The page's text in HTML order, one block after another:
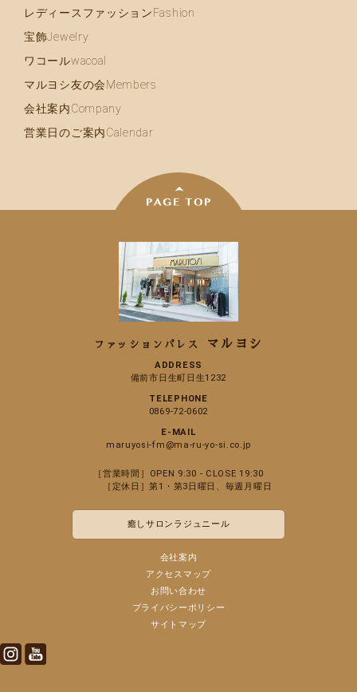
レディースファッション Fashion
宝飾Jewelry
ワコールwacoal
マルヨシ友の会Members
会社案内Company
営業日のご案内Calendar
ファッションパレス マルヨシ
ADDRESS
備前市日生町日生1232
TELEPHONE
0869-72-0602
E-MAIL
maruyosi-fm@ma-ru-yo-si.co.jp
［営業時間］OPEN 9:30 - CLOSE 19:30
［定休日］第1・第3日曜日、毎週月曜日
癒しサロンラジュニール
会社案内
アクセスマップ
お問い合わせ
プライバシーポリシー
サイトマップ
Instagram